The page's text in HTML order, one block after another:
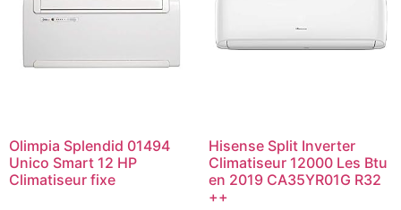
Olimpia Splendid 01494
Unico Smart 12 HP
Climatiseur fixe
Hisense Split Inverter
Climatiseur 12000 Les Btu
en 2019 CA35YR01G R32
++